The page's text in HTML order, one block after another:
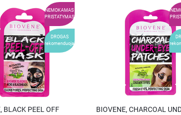
NEMOKAMAS
PRISTATYMAS
DROGAS
rekomenduoja
BLACK PEEL OFF
BIOVENE, CHARCOAL